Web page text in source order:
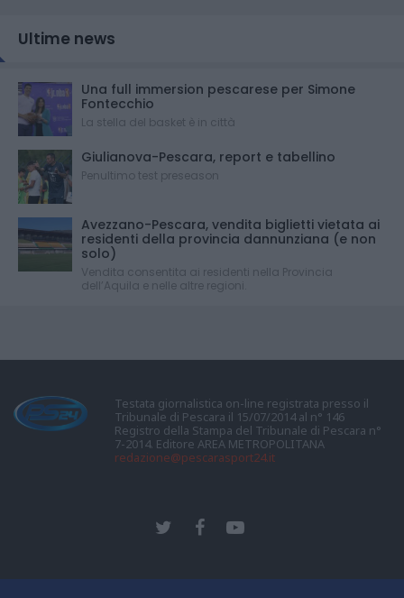
Ultime news
Una full immersion pescarese per Simone
Fontecchio
La stella del basket è in città
Giulianova-Pescara, report e tabellino
Penultimo test preseason
Avezzano-Pescara, vendita biglietti vietata ai
residenti della provincia dannunziana (e non
solo)
Vendita consentita ai residenti nella Provincia
dell’Aquila e nelle altre regioni.
Testata giornalistica on-line registrata presso il
Tribunale di Pescara il 15/07/2014 al n° 146
Registro della Stampa del Tribunale di Pescara n°
7-2014. Editore AREA METROPOLITANA
redazione@pescarasport24.it